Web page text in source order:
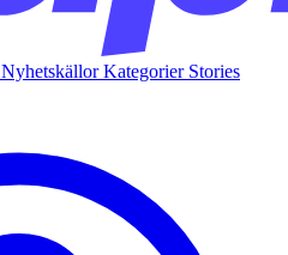
NyhetskällorKategorier Stories